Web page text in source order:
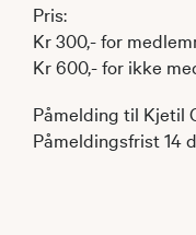
Pris:
Kr 300,- for
Kr 600,- for ikke
Påmelding til Kjetil
Påmeldingsfrist 14